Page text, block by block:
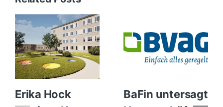
Erika Hock
BaFin untersagt